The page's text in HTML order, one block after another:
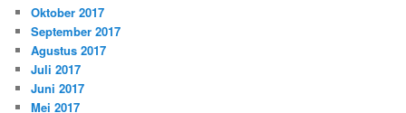
Oktober 2017
September 2017
Agustus 2017
Juli 2017
Juni 2017
Mei 2017